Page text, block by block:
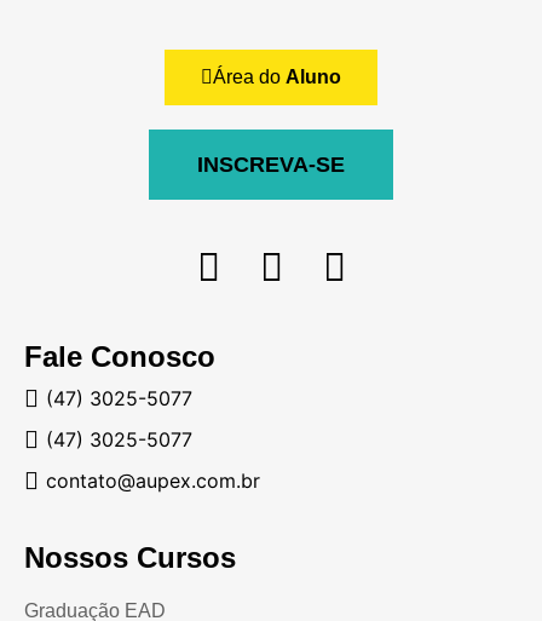
Fale Conosco
(47) 3025-5077
(47) 3025-5077
contato@aupex.com.br
Nossos Cursos
Graduação EAD
Área do Aluno
INSCREVA-SE